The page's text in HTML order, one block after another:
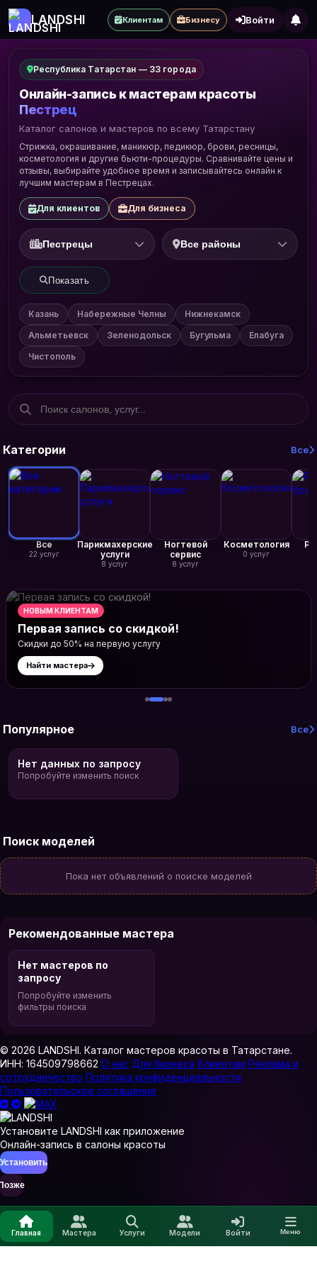
LANDSHI Клиентам Бизнесу Войти
Республика Татарстан — 33 города
Онлайн-запись к мастерам красоты
Пестрец
Каталог салонов и мастеров по всему Татарстану
Стрижка, окрашивание, маникюр, педикюр, брови, ресницы,
косметология и другие бьюти-процедуры. Сравнивайте цены и
отзывы, выбирайте удобное время и записывайтесь онлайн к
лучшим мастерам в Пестрецах.
Для клиентов Для бизнеса
Показать
Казань Набережные Челны
Нижнекамск
Альметьевск
Зеленодольск Бугульма
Елабуга
Чистополь
Категории Все
Все
22 услуг
Парикмахерские
услуги
8 услуг
Ногтевой
сервис
8 услуг
Косметология
0 услуг
НОВЫМ КЛИЕНТАМ
Первая запись со скидкой!
Скидки до 50% на первую услугу
Найти мастера
Популярное Все
Нет данных по запросу
Попробуйте изменить поиск
Поиск моделей
Пока нет объявлений о поиске моделей
Рекомендованные мастера
Нет мастеров по
запросу
Попробуйте изменить
фильтры поиска
© 2026 LANDSHI. Каталог мастеров красоты в Татарстане.
ИНН: 164509798662 О нас Для бизнеса Клиентам Реклама и
сотрудничество Политика конфиденциальности
Пользовательское соглашение
Главная Мастера Услуги Модели Войти Меню
Установите LANDSHI как приложение
Онлайн-запись в салоны красоты
Установить